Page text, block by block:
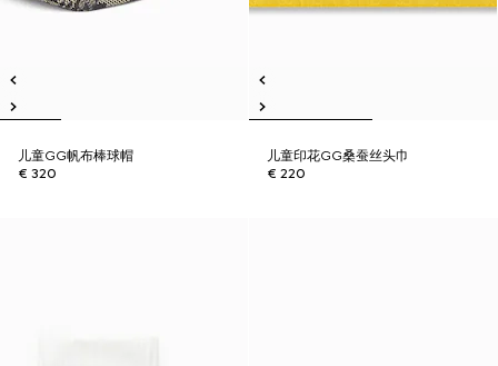
儿童GG帆布棒球帽
€ 320
儿童印花GG桑蚕丝头巾
€ 220